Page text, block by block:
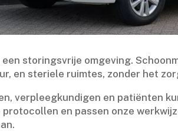
storingsvrije omgeving.​
en steriele ruimtes, zonder het
verpleegkundigen en patiënten
en passen onze